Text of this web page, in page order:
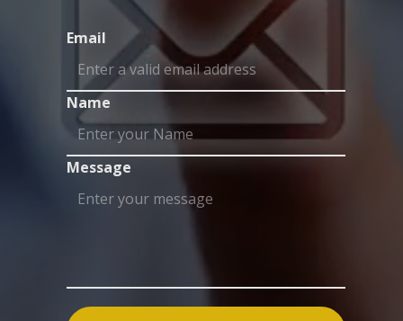
Email
Name
Message